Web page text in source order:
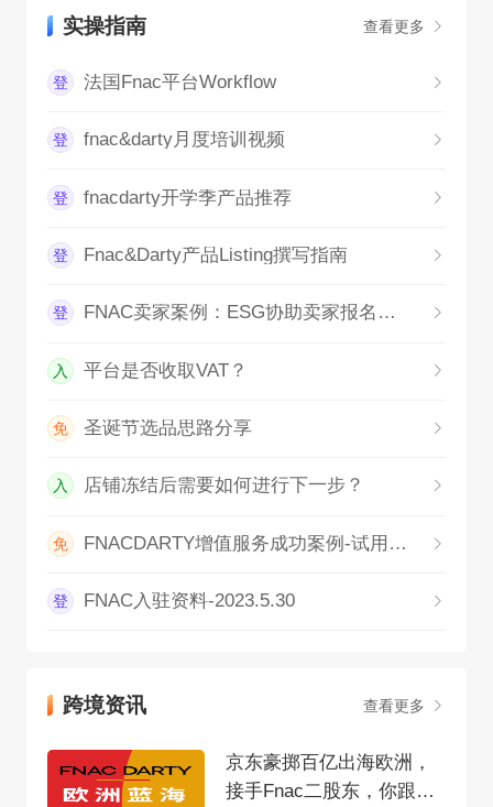
实操指南 查看更多
登 法国Fnac平台Workflow
登 fnac&darty月度培训视频
登 fnacdarty开学季产品推荐
登 Fnac&Darty产品Listing撰写指南
登 FNAC卖家案例：ESG协助卖家报名活动
入 平台是否收取VAT？
免 圣诞节选品思路分享
入 店铺冻结后需要如何进行下一步？
免 FNACDARTY增值服务成功案例-试用期审核
登 FNAC入驻资料-2023.5.30
跨境资讯 查看更多
京东豪掷百亿出海欧洲，
接手Fnac二股东，你跟不